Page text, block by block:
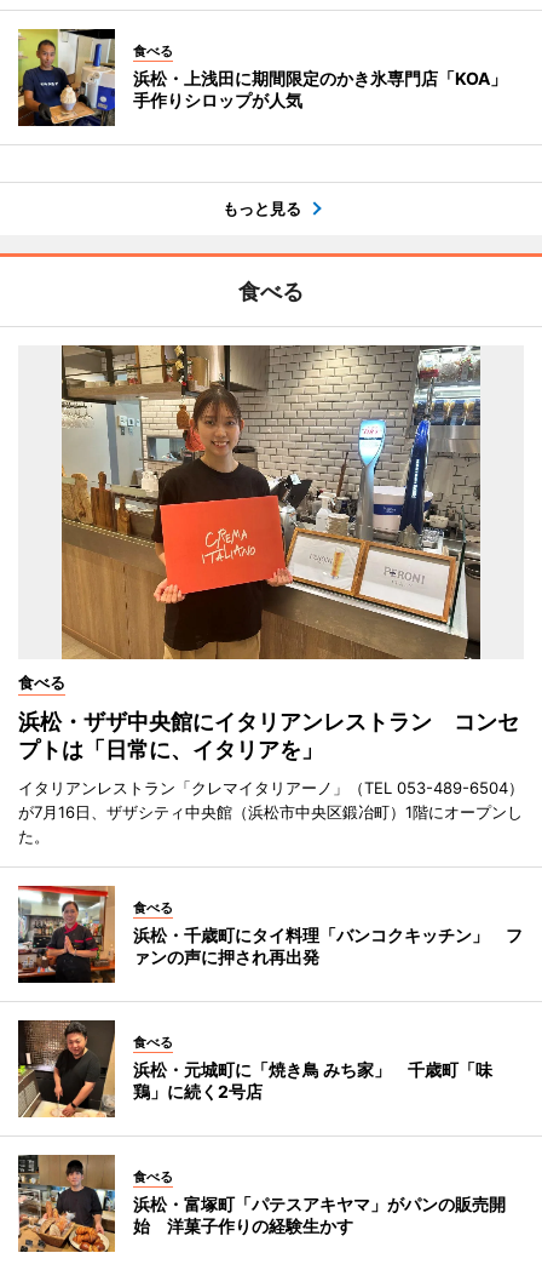
食べる
浜松・上浅田に期間限定のかき氷専門店「KOA」
手作りシロップが人気
もっと見る
食べる
食べる
浜松・ザザ中央館にイタリアンレストラン コンセ
プトは「日常に、イタリアを」
イタリアンレストラン「クレマイタリアーノ」（TEL 053-489-6504）
が7月16日、ザザシティ中央館（浜松市中央区鍛冶町）1階にオープンし
た。
食べる
浜松・千歳町にタイ料理「バンコクキッチン」 フ
ァンの声に押され再出発
食べる
浜松・元城町に「焼き鳥 みち家」 千歳町「味
鶏」に続く2号店
食べる
浜松・富塚町「パテスアキヤマ」がパンの販売開
始 洋菓子作りの経験生かす